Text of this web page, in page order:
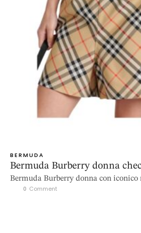
BERMUDA
Bermuda Burberry donna
Bermuda Burberry donna con iconico
0 Comment